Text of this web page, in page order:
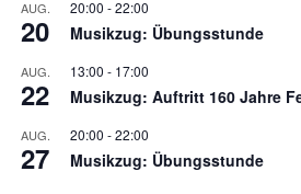
AUG.
20
20:00 -22:00
Musikzug: Übungsstunde
AUG.
22
13:00 - 17:00
Musikzug: Auftritt 160 Jahre
AUG.
27
20:00 -22:00
Musikzug: Übungsstunde